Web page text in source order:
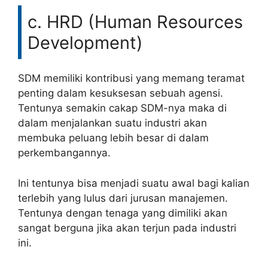
c. HRD (Human Resources
Development)
SDM memiliki kontribusi yang memang teramat
penting dalam kesuksesan sebuah agensi.
Tentunya semakin cakap SDM-nya maka di
dalam menjalankan suatu industri akan
membuka peluang lebih besar di dalam
perkembangannya.
Ini tentunya bisa menjadi suatu awal bagi kalian
terlebih yang lulus dari jurusan manajemen.
Tentunya dengan tenaga yang dimiliki akan
sangat berguna jika akan terjun pada industri
ini.